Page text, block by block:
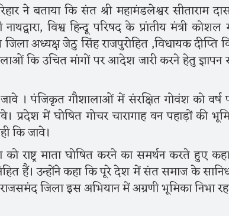
ने बताया कि संत श्री महामंडलेश्वर सीताराम
विश्व हिन्दू परिषद के प्रांतीय मंत्री कोशल
अध्यक्ष जेठु सिंह राजपुरोहित ,विधायक दीप्ति
कि उचित मांगों पर आदेश जारी करने हेतु ज्ञापन
। पंजिकृत गौशालाओं में संरक्षित गोवंश को वर्ष
प्रदेश में घोषित गोचर चारागाह वन पहाड़ों की
कि जावे।
राष्ट्र माता घोषित करने का समर्थन करते हुए
हैं। उन्होंने कहा कि पूरे देश में संत समाज के
राजसमंद जिला इस अभियान में अग्रणी भूमिका निभा